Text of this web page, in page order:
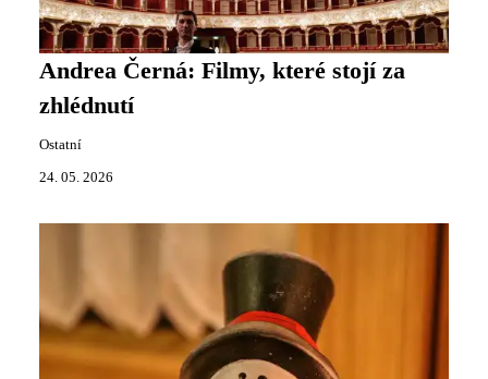
Andrea Černá: Filmy, které stojí za
zhlédnutí
Ostatní
24. 05. 2026